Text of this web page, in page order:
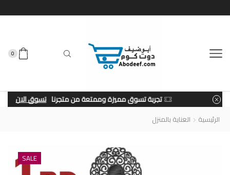
0
تجربة تسوق مميزة وممتعة من متجرنا تسوق الان
الرئيسية العناية بالمنزل
SALE